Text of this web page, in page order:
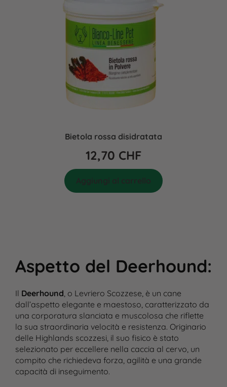
Bietola rossa disidratata
12,70 CHF
Aspetto del Deerhound:
Il Deerhound, o Levriero Scozzese, è un cane
dall’aspetto elegante e maestoso, caratterizzato da
una corporatura slanciata e muscolosa che riflette
la sua straordinaria velocità e resistenza. Originario
delle Highlands scozzesi, il suo fisico è stato
selezionato per eccellere nella caccia al cervo, un
compito che richiedeva forza, agilità e una grande
capacità di inseguimento.